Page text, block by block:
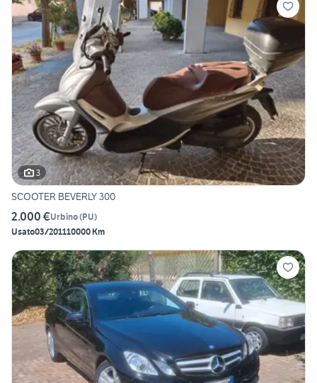
3
SCOOTER BEVERLY 300
2.000 €Urbino(PU)
Usato03/201110000 Km